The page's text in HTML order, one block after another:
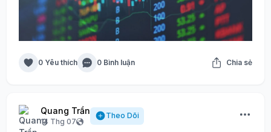
0 Yêu thích 0 Bình luận Chia sẻ
Quang Trần
14 Thg 07
Theo Dõi